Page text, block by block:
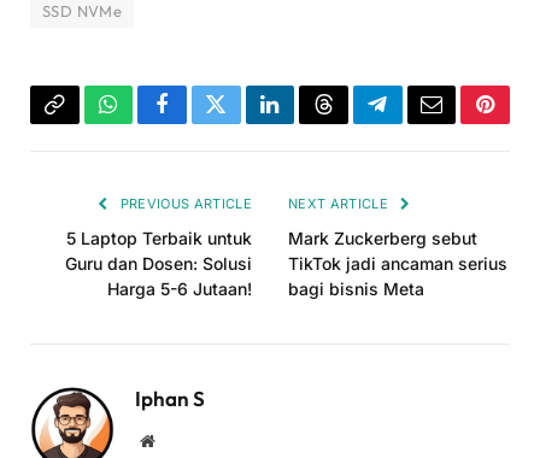
SSD NVMe
Copy WhatsAppFacebookTwitterLinkedInThreadsTelegramEmail
PREVIOUS ARTICLE
5 Laptop Terbaik untuk
Guru dan Dosen: Solusi
Harga 5-6 Jutaan!
NEXT ARTICLE
Mark Zuckerberg sebut
TikTok jadi ancaman serius
bagi bisnis Meta
Iphan S
Website